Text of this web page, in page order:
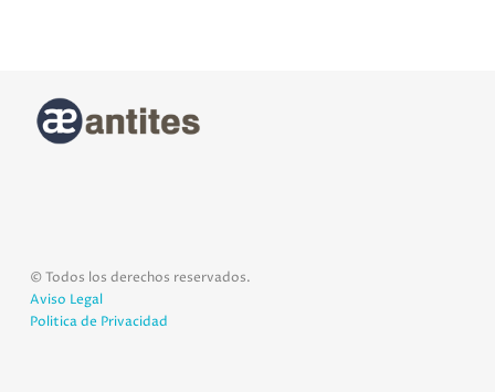
© Todos los derechos reservados.
Aviso Legal
Politica de Privacidad